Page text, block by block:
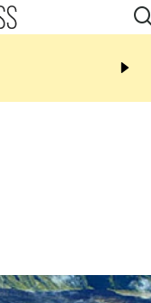
14:51
Rivière triple champion